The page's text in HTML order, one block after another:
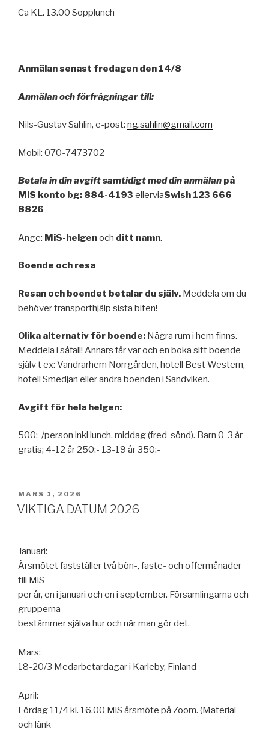
Ca KL. 13.00 Sopplunch
– – – – – – – – – – – – – – –
Anmälan senast fredagen den 14/8
Anmälan och förfrågningar till:
Nils-Gustav Sahlin, e-post: ng.sahlin@gmail.com
Mobil: 070-7473702
Betala in din avgift samtidigt med din anmälan på
MiS konto bg: 884-4193 ellerviaSwish 123 666
8826
Ange: MiS-helgenoch ditt namn.
Boende och resa
Resan och boendet betalar du själv. Meddela om du
behöver transporthjälp sista biten!
Olika alternativ för boende: Några rum i hem finns.
Meddela i såfall! Annars får var och en boka sitt boende
själv t ex: Vandrarhem Norrgården, hotell Best Western,
hotell Smedjan eller andra boenden i Sandviken.
Avgift för hela helgen:
500:-/person inkl lunch, middag (fred-sönd). Barn 0-3 år
gratis; 4-12 år 250:- 13-19 år 350:-
PUBLICERAT
MARS 1, 2026
VIKTIGA DATUM 2026
Januari:
Årsmötet fastställer två bön-, faste- och offermånader
till MiS
per år, en i januari och en i september. Församlingarna och
grupperna
bestämmer själva hur och när man gör det.
Mars:
18-20/3 Medarbetardagar i Karleby, Finland
April:
Lördag 11/4 kl. 16.00 MiS årsmöte på Zoom. (Material
och länk